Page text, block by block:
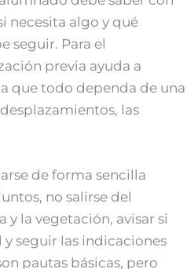
necesita algo y qué
seguir. Para el
previa ayuda a
que todo dependa de una
las
de forma sencilla
no salirse del
y la vegetación, avisar si
seguir las indicaciones
pautas básicas, pero